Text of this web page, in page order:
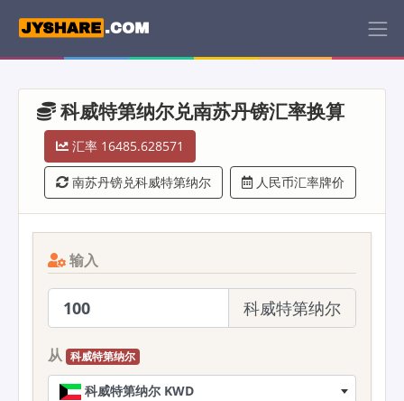
科威特第纳尔兑南苏丹镑汇率换算
汇率 16485.628571
南苏丹镑兑科威特第纳尔 人民币汇率牌价
输入
科威特第纳尔
从 科威特第纳尔
科威特第纳尔 KWD